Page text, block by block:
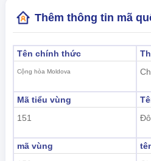
Thêm thông tin mã
Tên chính thức
Cộng hòa Moldova
Mã tiểu vùng
151
mã vùng